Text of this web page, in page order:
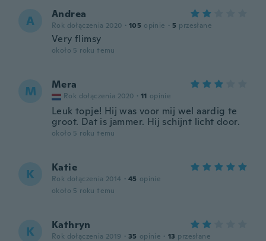
A Andrea
Rok dołączenia 2020 · 105 opinie · 5 przesłane
Very flimsy
około 5 roku temu
M Mera
Rok dołączenia 2020 · 11 opinie
Leuk topje! Hij was voor mij wel aardig te
groot. Dat is jammer. Hij schijnt licht door.
około 5 roku temu
K Katie
Rok dołączenia 2014 · 45 opinie
około 5 roku temu
K Kathryn
Rok dołączenia 2019 · 35 opinie · 13 przesłane